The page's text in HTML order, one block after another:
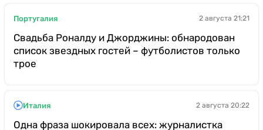
Португалия 2 августа 21:21
Свадьба Роналду и Джорджины: обнародован
список звездных гостей – футболистов только
трое
Италия 2 августа 20:22
Одна фраза шокировала всех: журналистка